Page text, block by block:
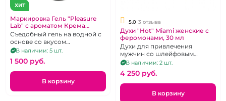
ХИТ
Маркировка Гель "Pleasure
Lab" с ароматом Крема
Брюле 185 мл
Съедобный гель на водной с
основе со вкусом
Мороженного 185 мл
В наличии: 5 шт.
1 500 pуб.
В корзину
5.0 3 отзыва
Духи "Hot" Miami женские с
феромонами, 30 мл
Духи для привлечения
мужчин со шлейфовым
ароматом, 30 мл.
В наличии: 2 шт.
4 250 pуб.
В корзину